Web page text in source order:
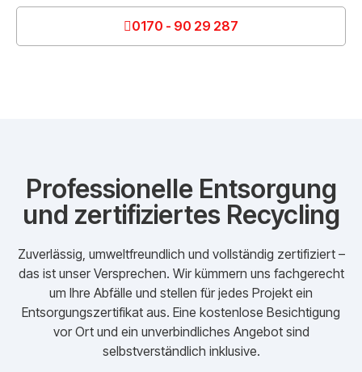
0170 - 90 29 287
Professionelle Entsorgung
und zertifiziertes Recycling
Zuverlässig, umweltfreundlich und vollständig zertifiziert –
das ist unser Versprechen. Wir kümmern uns fachgerecht
um Ihre Abfälle und stellen für jedes Projekt ein
Entsorgungszertifikat aus. Eine kostenlose Besichtigung
vor Ort und ein unverbindliches Angebot sind
selbstverständlich inklusive.